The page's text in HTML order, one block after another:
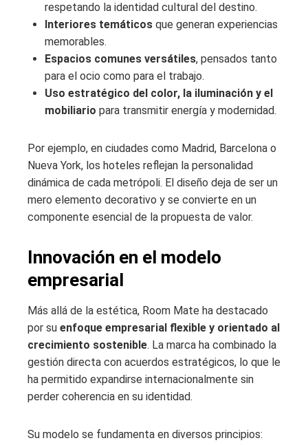
respetando la identidad cultural del destino.
Interiores temáticos que generan experiencias
memorables.
Espacios comunes versátiles, pensados tanto
para el ocio como para el trabajo.
Uso estratégico del color, la iluminación y el
mobiliario para transmitir energía y modernidad.
Por ejemplo, en ciudades como Madrid, Barcelona o
Nueva York, los hoteles reflejan la personalidad
dinámica de cada metrópoli. El diseño deja de ser un
mero elemento decorativo y se convierte en un
componente esencial de la propuesta de valor.
Innovación en el modelo
empresarial
Más allá de la estética, Room Mate ha destacado
por su enfoque empresarial flexible y orientado al
crecimiento sostenible. La marca ha combinado la
gestión directa con acuerdos estratégicos, lo que le
ha permitido expandirse internacionalmente sin
perder coherencia en su identidad.
Su modelo se fundamenta en diversos principios: